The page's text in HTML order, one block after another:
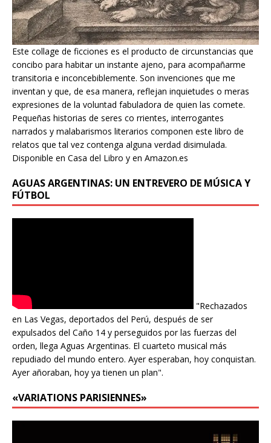
Este collage de ficciones es el producto de circunstancias que
concibo para habitar un instante ajeno, para acompañarme
transitoria e inconcebiblemente. Son invenciones que me
inventan y que, de esa manera, reflejan inquietudes o meras
expresiones de la voluntad fabuladora de quien las comete.
Pequeñas historias de seres co rrientes, interrogantes
narrados y malabarismos literarios componen este libro de
relatos que tal vez contenga alguna verdad disimulada.
Disponible en Casa del Libro y en Amazon.es
AGUAS ARGENTINAS: UN ENTREVERO DE MÚSICA Y
FÚTBOL
"Rechazados
en Las Vegas, deportados del Perú, después de ser
expulsados del Caño 14 y perseguidos por las fuerzas del
orden, llega Aguas Argentinas. El cuarteto musical más
repudiado del mundo entero. Ayer esperaban, hoy conquistan.
Ayer añoraban, hoy ya tienen un plan".
«VARIATIONS PARISIENNES»